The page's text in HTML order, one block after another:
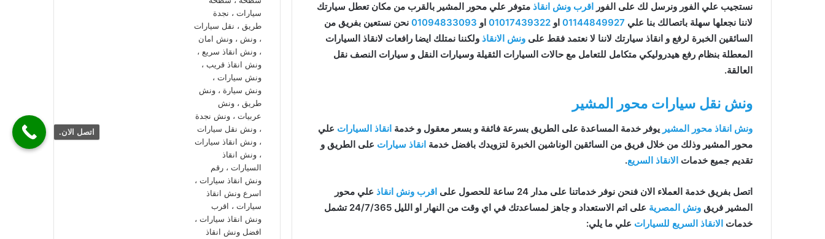
نستجيب علي الفور ونرسل لك على الفور اقرب ونش انقاذ متوفر علي محور المشير بالقرب من مكان تعطل سيارتك
لاننا نجعلها سهلة باتصالك بنا علي 01144849927 او 01017439322 او 01094833093 نحن نستعين بفريق من
السائقين الخبرة لرفع و انقاذ سيارتك لاننا لا نعتمد فقط على ونش الانقاذ ولكننا نمتلك ايضا رافعات لانقاذ السيارات
المعطلة بنظام رفع هيدروليكي متكامل للتعامل مع حالات السيارات الثقيلة وسيارات النقل و سيارات النصف نقل
العالقة.
ونش نقل سيارات محور المشير
ونش انقاذ محور المشير يوفر خدمة المساعدة على الطريق بسرعة فائفة و بسعر معقول و خدمة انقاذ السيارات علي
محور المشير وذلك من خلال فريق من السائقين الوناشين الخبرة لتزويدك بافضل خدمة انقاذ سيارات على الطريق و
تقديم جميع خدمات الانقاذ السريع.
اتصل بفريق خدمة العملاء الان فنحن نوفر خدماتنا على مدار 24 ساعة للحصول على اقرب ونش انقاذ علي محور
المشير فريق ونش المصرية
على اتم الاستعداد و جاهز لمساعدتك في اي وقت من النهار او الليل 24/7/365 تشمل
خدمات الانقاذ السريع للسيارات علي ما يلي:
اتصل الان.